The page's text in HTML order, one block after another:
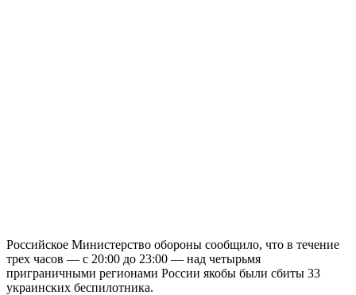
Российское Министерство обороны сообщило, что в течение
трех часов — с 20:00 до 23:00 — над четырьмя
приграничными регионами России якобы были сбиты 33
украинских беспилотника.